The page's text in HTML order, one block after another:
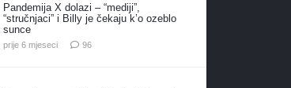
Pandemija X dolazi – “mediji”,
“stručnjaci” i Billy je čekaju k’o ozeblo
sunce
prije 6 mjeseci 96komentara